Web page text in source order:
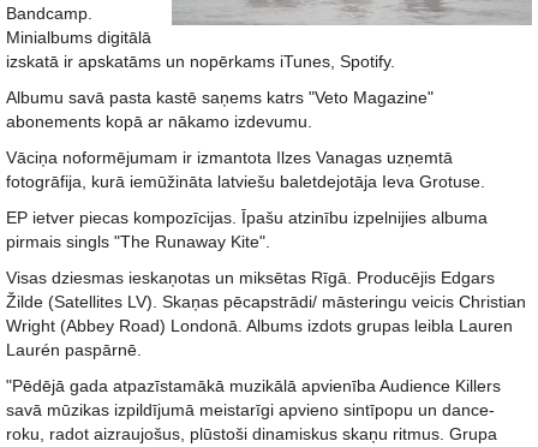
Bandcamp.
Minialbums digitālā
izskatā ir apskatāms un nopērkams iTunes, Spotify.
Albumu savā pasta kastē saņems katrs "Veto Magazine"
abonements kopā ar nākamo izdevumu.
Vāciņa noformējumam ir izmantota Ilzes Vanagas uzņemtā
fotogrāfija, kurā iemūžināta latviešu baletdejotāja Ieva Grotuse.
EP ietver piecas kompozīcijas. Īpašu atzinību izpelnijies albuma
pirmais singls "The Runaway Kite".
Visas dziesmas ieskaņotas un miksētas Rīgā. Producējis Edgars
Žilde (Satellites LV). Skaņas pēcapstrādi/ māsteringu veicis Christian
Wright (Abbey Road) Londonā. Albums izdots grupas leibla Lauren
Laurén paspārnē.
"Pēdējā gada atpazīstamākā muzikālā apvienība Audience Killers
savā mūzikas izpildījumā meistarīgi apvieno sintīpopu un dance-
roku, radot aizraujošus, plūstoši dinamiskus skaņu ritmus. Grupa